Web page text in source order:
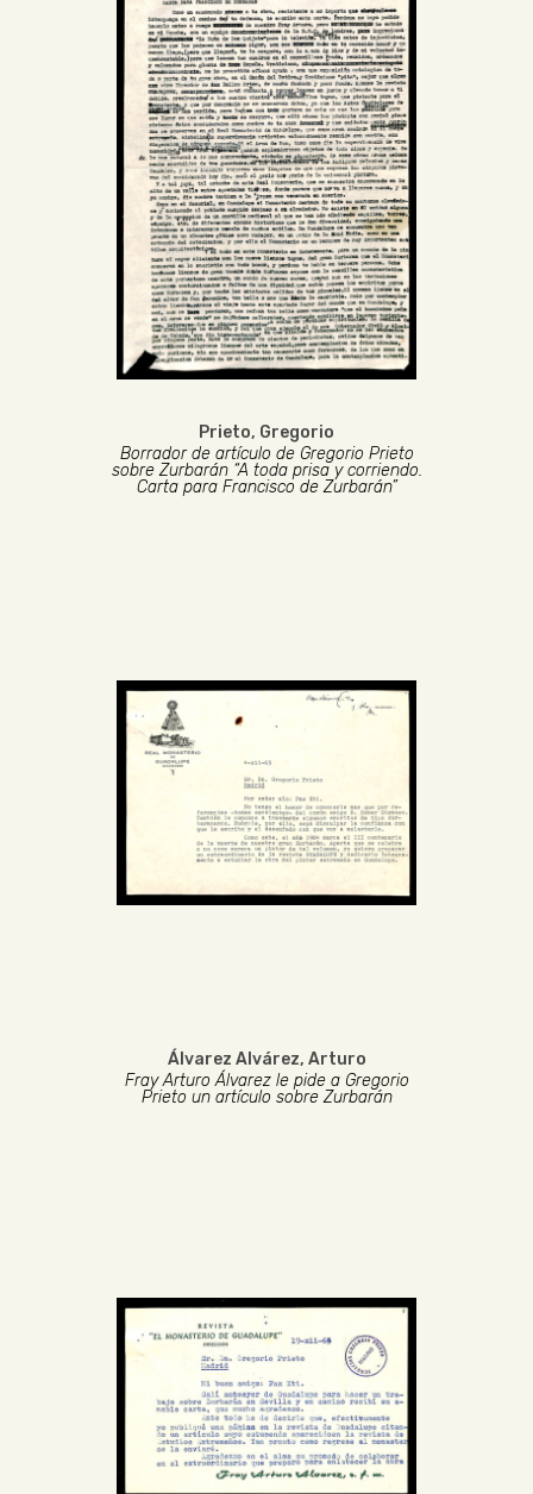
Prieto, Gregorio
Borrador de artículo de Gregorio Prieto
sobre Zurbarán “A toda prisa y corriendo.
Carta para Francisco de Zurbarán”
Álvarez Alvárez, Arturo
Fray Arturo Álvarez le pide a Gregorio
Prieto un artículo sobre Zurbarán